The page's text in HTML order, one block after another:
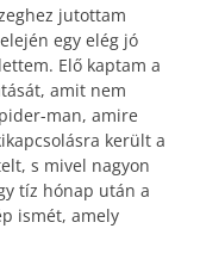
jutottam
egy elég jó
Elő kaptam a
amit nem
man, amire
került a
s mivel nagyon
tíz hónap után a
ismét, amely